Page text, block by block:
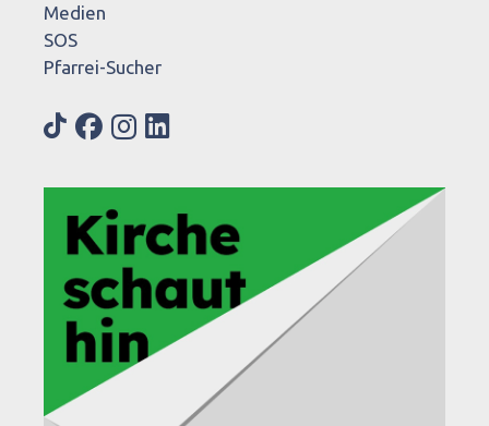
Medien
SOS
Pfarrei-Sucher